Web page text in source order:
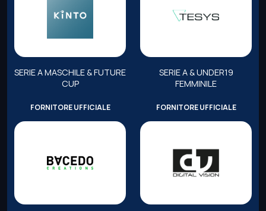
SERIE A MASCHILE & FUTURE
CUP
SERIE A & UNDER19
FEMMINILE
FORNITORE UFFICIALE FORNITORE UFFICIALE